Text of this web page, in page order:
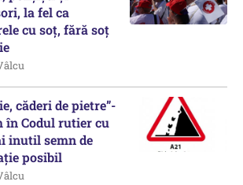
la fel ca
cu soț, fără soț
căderi de pietre”-
în Codul rutier cu
inutil semn de
posibil